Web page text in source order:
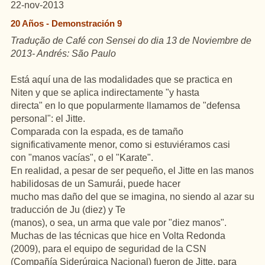
22-nov-2013
20 Años - Demonstración 9
Tradução de Café con Sensei do dia 13 de Noviembre de
2013- Andrés: São Paulo
Está aquí una de las modalidades que se practica en
Niten y que se aplica indirectamente "y hasta
directa" en lo que popularmente llamamos de "defensa
personal": el Jitte.
Comparada con la espada, es de tamaño
significativamente menor, como si estuviéramos casi
con "manos vacías", o el "Karate".
En realidad, a pesar de ser pequeño, el Jitte en las manos
habilidosas de un Samurái, puede hacer
mucho mas daño del que se imagina, no siendo al azar su
traducción de Ju (diez) y Te
(manos), o sea, un arma que vale por "diez manos".
Muchas de las técnicas que hice en Volta Redonda
(2009), para el equipo de seguridad de la CSN
(Compañía Siderúrgica Nacional) fueron de Jitte, para